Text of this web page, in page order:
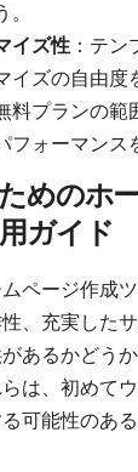
。
イズ性 ：テ
イズの自由度
料プランの
フォーマンス
めのホ
ガイド
ページ作成
、充実した
あるかどう
は、初めて
可能性のあ